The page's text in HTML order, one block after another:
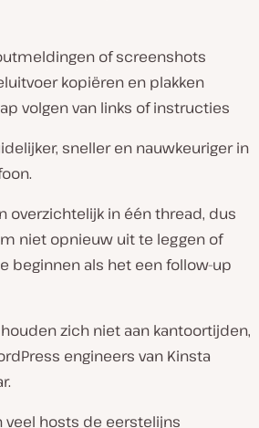
of screenshots
kopiëren en plakken
volgen van links of instructies
sneller en nauwkeuriger in
overzichtelijk in één thread, dus
niet opnieuw uit te leggen of
beginnen als het een follow-up
zich niet aan kantoortijden,
engineers van Kinsta
veel hosts de eerstelijns